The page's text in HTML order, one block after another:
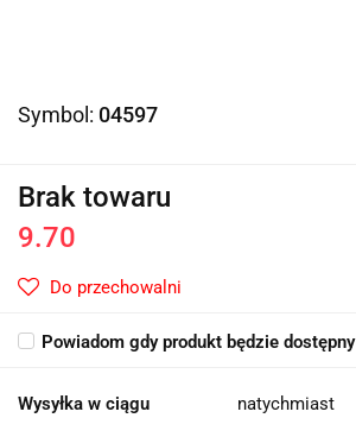
Symbol: 04597
Brak towaru
9.70
Do przechowalni
Powiadom gdy produkt będzie dostępny
Wysyłka w ciągu natychmiast